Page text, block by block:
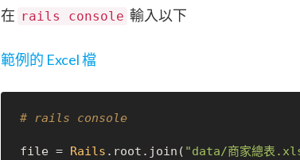
在 rails console 輸入以下
範例的 Excel 檔
# rails console
file = Rails .root.join( "data/商家總表